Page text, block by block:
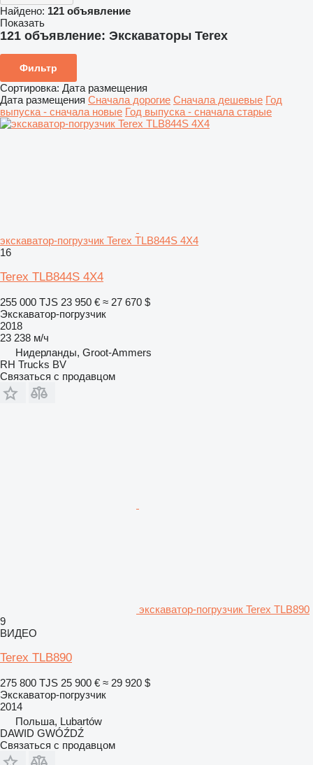
Найдено: 121 объявление
Показать
121 объявление: Экскаваторы Terex
Фильтр
Сортировка: Дата размещения
Дата размещения Сначала дорогие Сначала дешевые Год
выпуска - сначала новые Год выпуска - сначала старые
экскаватор-погрузчик Terex TLB844S 4X4
16
Terex TLB844S 4X4
255 000 TJS 23 950 € ≈ 27 670 $
Экскаватор-погрузчик
2018
23 238 м/ч
Нидерланды, Groot-Ammers
RH Trucks BV
Связаться с продавцом
экскаватор-погрузчик Terex TLB890
9
ВИДЕО
Terex TLB890
275 800 TJS 25 900 € ≈ 29 920 $
Экскаватор-погрузчик
2014
Польша, Lubartów
DAWID GWÓŹDŹ
Связаться с продавцом